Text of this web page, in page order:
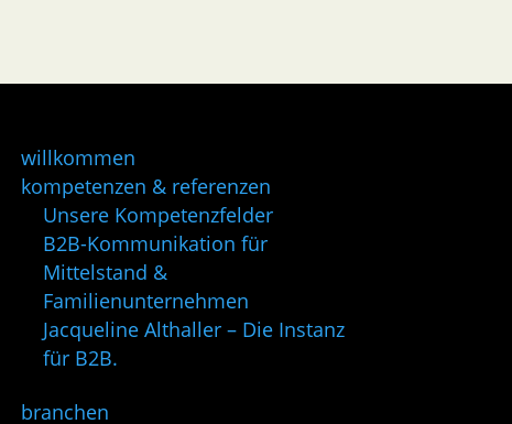
willkommen
kompetenzen & referenzen
Unsere Kompetenzfelder
B2B-Kommunikation für
Mittelstand &
Familienunternehmen
Jacqueline Althaller – Die Instanz
für B2B.
branchen